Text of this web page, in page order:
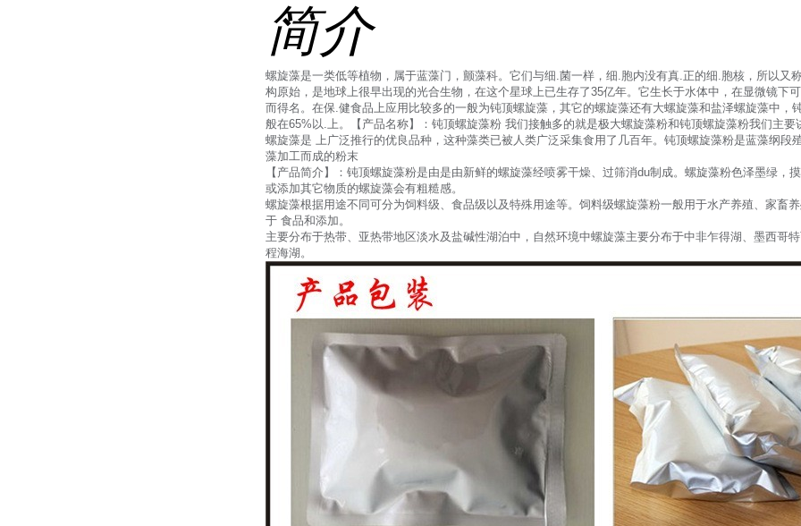
简介
螺旋藻是一类低等植物，属于蓝藻门，颤藻科。它们与细.菌一样，细.胞内没有真.正的细.胞核，所以又
构原始，是地球上很早出现的光合生物，在这个星球上已生存了35亿年。它生长于水体中，在显微镜下
而得名。在保.健食品上应用比较多的一般为钝顶螺旋藻，其它的螺旋藻还有大螺旋藻和盐泽螺旋藻中，
般在65%以.上。【产品名称】：钝顶螺旋藻粉 我们接触多的就是极大螺旋藻粉和钝顶螺旋藻粉我们主要
螺旋藻是 上广泛推行的优良品种，这种藻类已被人类广泛采集食用了几百年。钝顶螺旋藻粉是蓝藻纲段
藻加工而成的粉末
【产品简介】：钝顶螺旋藻粉是由是由新鲜的螺旋藻经喷雾干燥、过筛消du制成。螺旋藻粉色泽墨绿，
或添加其它物质的螺旋藻会有粗糙感。
螺旋藻根据用途不同可分为饲料级、食品级以及特殊用途等。饲料级螺旋藻粉一般用于水产养殖、家畜
于 食品和添加。
主要分布于热带、亚热带地区淡水及盐碱性湖泊中，自然环境中螺旋藻主要分布于中非乍得湖、墨西哥
程海湖。